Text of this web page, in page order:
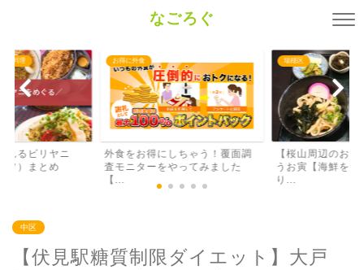
なごろぐ
東料理
れるビリヤニ
フ）まとめ
お得に外食
外食をお得にしちゃう！覆面調
査モニターをやってみました
【...
瑞穂区
【桜山周辺のお
うお寅【海鮮を使
り...
中区
【伏見駅糖質制限ダイエット】大戸